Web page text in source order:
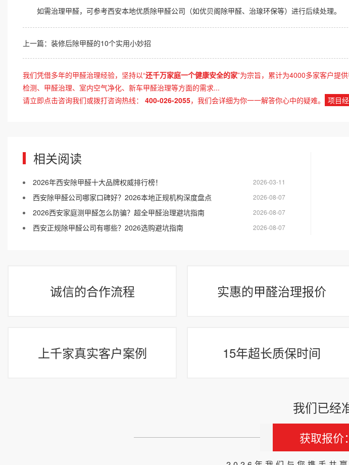
如需治理甲醛，可参考西安本地优质除甲醛公司 （如优贝阁除甲醛、治瑔环保等）进行后续处理。
上一篇： 装修后除甲醛的10个实用小妙招
我们凭借多年的甲醛治理经验，坚持以“还千万家庭一个健康安全的家”为宗旨，累计为4000多家客户提
检测、甲醛治理、室内空气净化、新车甲醛治理等方面的需求...
请立即点击咨询我们或拨打咨询热线：
400-026-2055，我们会详细为你一一解答你心中的疑难。 项目
相关阅读
2026-03-11
2026年西安除甲醛十大品牌权威排行榜！
2026-08-07
西安除甲醛公司哪家口碑好？2026本地正规机构深度盘点
2026-08-07
2026西安家庭测甲醛怎么防骗？超全甲醛治理避坑指南
2026-08-07
西安正规除甲醛公司有哪些？2026选购避坑指南
诚信的合作流程 实惠的甲醛治理报价
上千家真实客户案例 15年超长质保时间
我们已经
获取报价